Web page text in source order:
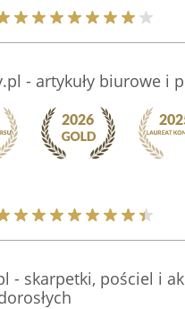
- artykuły biurowe i
- skarpetki, pościel i